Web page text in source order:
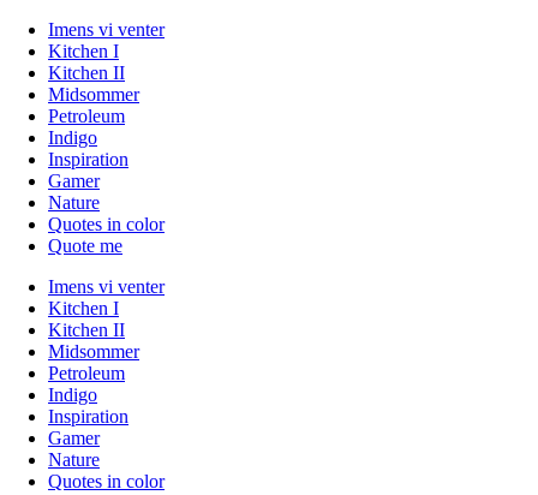
Imens vi venter
Kitchen I
Kitchen II
Midsommer
Petroleum
Indigo
Inspiration
Gamer
Nature
Quotes in color
Quote me
Imens vi venter
Kitchen I
Kitchen II
Midsommer
Petroleum
Indigo
Inspiration
Gamer
Nature
Quotes in color